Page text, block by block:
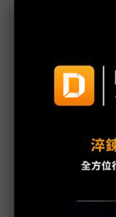
Dynabook外接
類Switch設計 戴
電競市場火紅 三